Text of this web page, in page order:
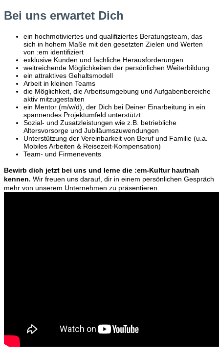
Bei uns erwartet Dich
ein hochmotiviertes und qualifiziertes Beratungsteam, das
sich in hohem Maße mit den gesetzten Zielen und Werten
von :em identifiziert
exklusive Kunden und fachliche Herausforderungen
weitreichende Möglichkeiten der persönlichen Weiterbildung
ein attraktives Gehaltsmodell
Arbeit in kleinen Teams
die Möglichkeit, die Arbeitsumgebung und Aufgabenbereiche
aktiv mitzugestalten
ein Mentor (m/w/d), der Dich bei Deiner Einarbeitung in ein
spannendes Projektumfeld unterstützt
Sozial- und Zusatzleistungen wie z.B. betriebliche
Altersvorsorge und Jubiläumszuwendungen
Unterstützung der Vereinbarkeit von Beruf und Familie (u.a.
Mobiles Arbeiten & Reisezeit-Kompensation)
Team- und Firmenevents
Bewirb dich jetzt bei uns und lerne die :em-Kultur hautnah
kennen. Wir freuen uns darauf, dir in einem persönlichen Gespräch
mehr von unserem Unternehmen zu präsentieren.